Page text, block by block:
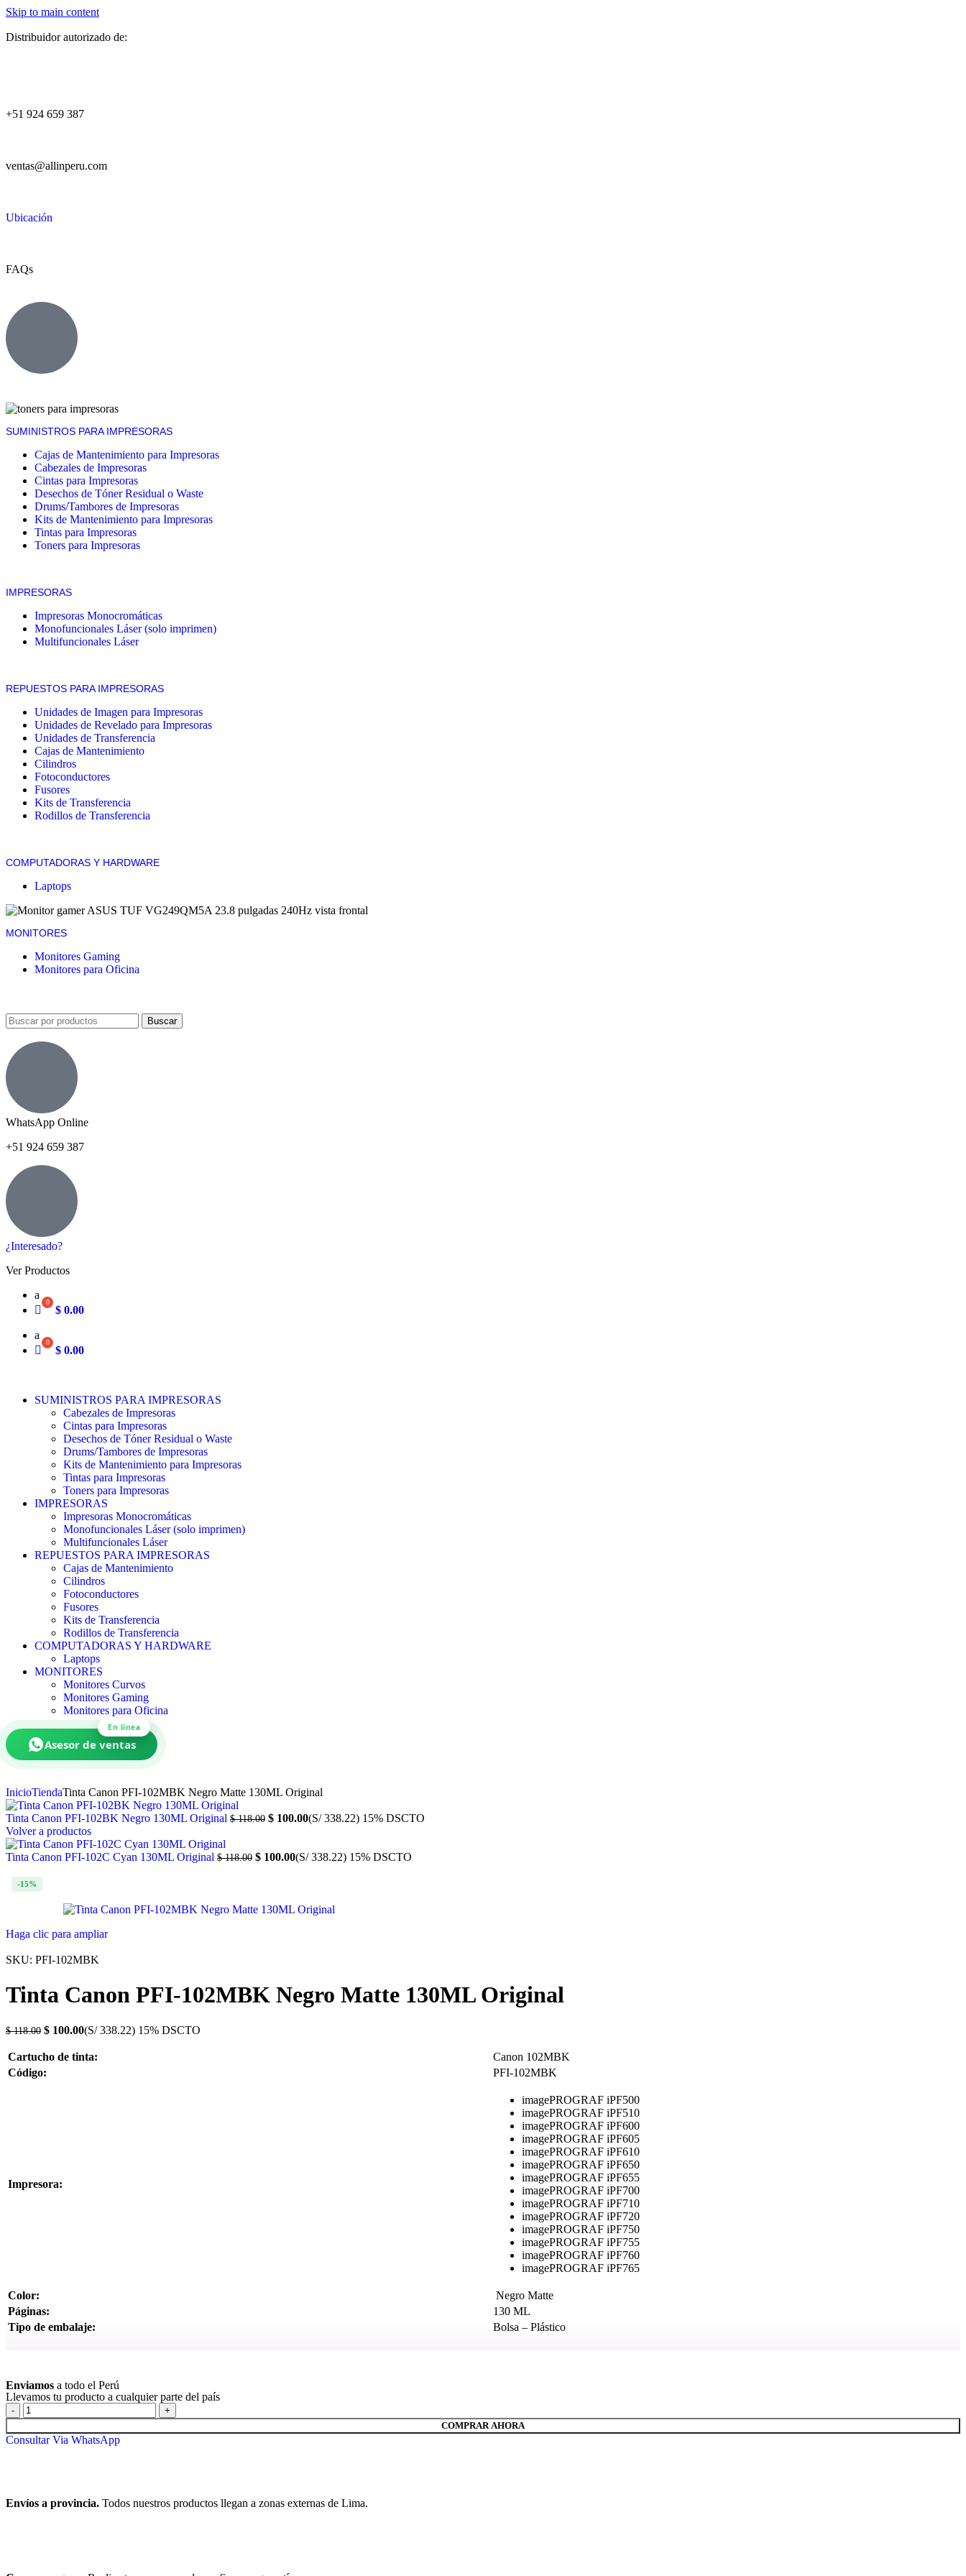
Skip to main content
Distribuidor autorizado de:
+51 924 659 387
ventas@allinperu.com
Ubicación
FAQs
SUMINISTROS PARA IMPRESORAS
Cajas de Mantenimiento para Impresoras
Cabezales de Impresoras
Cintas para Impresoras
Desechos de Tóner Residual o Waste
Drums/Tambores de Impresoras
Kits de Mantenimiento para Impresoras
Tintas para Impresoras
Toners para Impresoras
IMPRESORAS
Impresoras Monocromáticas
Monofuncionales Láser (solo imprimen)
Multifuncionales Láser
REPUESTOS PARA IMPRESORAS
Unidades de Imagen para Impresoras
Unidades de Revelado para Impresoras
Unidades de Transferencia
Cajas de Mantenimiento
Cilindros
Fotoconductores
Fusores
Kits de Transferencia
Rodillos de Transferencia
COMPUTADORAS Y HARDWARE
Laptops
MONITORES
Monitores Gaming
Monitores para Oficina
Buscar
WhatsApp Online
+51 924 659 387
¿Interesado?
Ver Productos
a
$ 0.00
a
$ 0.00
SUMINISTROS PARA IMPRESORAS
Cabezales de Impresoras
Cintas para Impresoras
Desechos de Tóner Residual o Waste
Drums/Tambores de Impresoras
Kits de Mantenimiento para Impresoras
Tintas para Impresoras
Toners para Impresoras
IMPRESORAS
Impresoras Monocromáticas
Monofuncionales Láser (solo imprimen)
Multifuncionales Láser
REPUESTOS PARA IMPRESORAS
Cajas de Mantenimiento
Cilindros
Fotoconductores
Fusores
Kits de Transferencia
Rodillos de Transferencia
COMPUTADORAS Y HARDWARE
Laptops
MONITORES
Monitores Curvos
Monitores Gaming
Monitores para Oficina
En línea
Asesor de ventas
InicioTiendaTinta Canon PFI-102MBK Negro Matte 130ML Original
Tinta Canon PFI-102BK Negro 130ML Original $118.00 $ 100.00(S/ 338.22) 15% DSCTO
Volver a productos
Tinta Canon PFI-102C Cyan 130ML Original $118.00 $ 100.00(S/ 338.22) 15% DSCTO
-15%
Haga clic para ampliar
SKU: PFI-102MBK
Tinta Canon PFI-102MBK Negro Matte 130ML Original
$118.00 $ 100.00(S/ 338.22) 15% DSCTO
Cartucho de tinta:
Canon 102MBK
Código:
PFI-102MBK
Impresora:
imagePROGRAF iPF500
imagePROGRAF iPF510
imagePROGRAF iPF600
imagePROGRAF iPF605
imagePROGRAF iPF610
imagePROGRAF iPF650
imagePROGRAF iPF655
imagePROGRAF iPF700
imagePROGRAF iPF710
imagePROGRAF iPF720
imagePROGRAF iPF750
imagePROGRAF iPF755
imagePROGRAF iPF760
imagePROGRAF iPF765
Color:
Negro Matte
Páginas:
130 ML
Tipo de embalaje:
Bolsa – Plástico
Enviamos a todo el Perú
Llevamos tu producto a cualquier parte del país
COMPRAR AHORA
Consultar Via WhatsApp
Envíos a provincia. Todos nuestros productos llegan a zonas externas de Lima.